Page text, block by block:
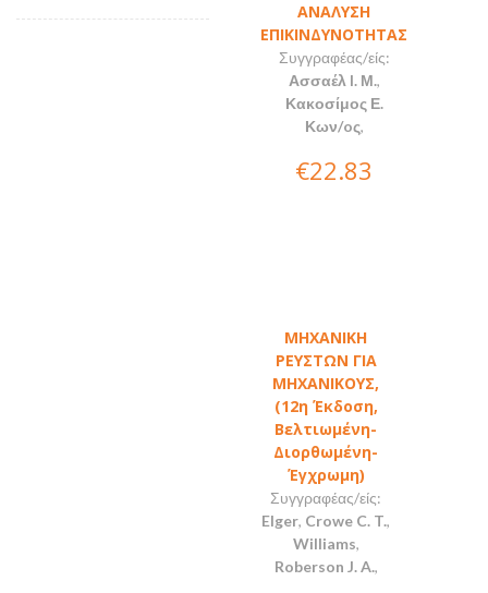
ΑΝΑΛΥΣΗ
ΕΠΙΚΙΝΔΥΝΟΤΗΤΑΣ
Συγγραφέας/είς:
Ασσαέλ I. Μ.,
Κακοσίμος Ε.
Κων/oς,
€22.83
ΜHXANIKH
ΡΕΥΣΤΩΝ ΓΙΑ
ΜΗΧΑΝΙΚΟΥΣ,
(12η Έκδοση,
Βελτιωμένη-
Διορθωμένη-
Έγχρωμη)
Συγγραφέας/είς:
Elger, Crowe C. T.,
Williams,
Roberson J. A.,